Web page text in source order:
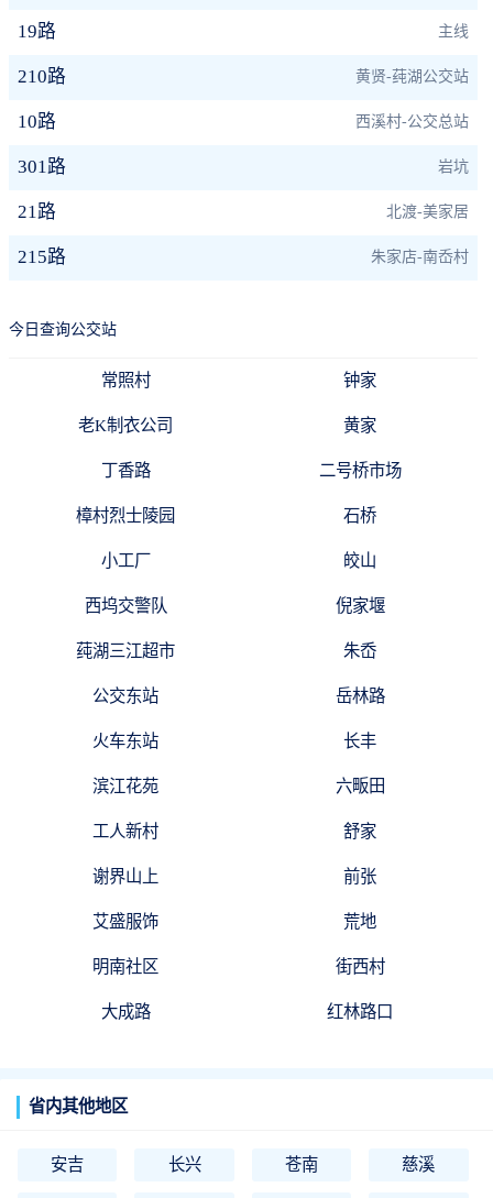
19路 主线
210路 黄贤-莼湖公交站
10路 西溪村-公交总站
301路 岩坑
21路 北渡-美家居
215路 朱家店-南岙村
今日查询公交站
常照村 钟家
老K制衣公司 黄家
丁香路 二号桥市场
樟村烈士陵园 石桥
小工厂 皎山
西坞交警队 倪家堰
莼湖三江超市 朱岙
公交东站 岳林路
火车东站 长丰
滨江花苑 六畈田
工人新村 舒家
谢界山上 前张
艾盛服饰 荒地
明南社区 街西村
大成路 红林路口
省内其他地区
安吉 长兴 苍南 慈溪